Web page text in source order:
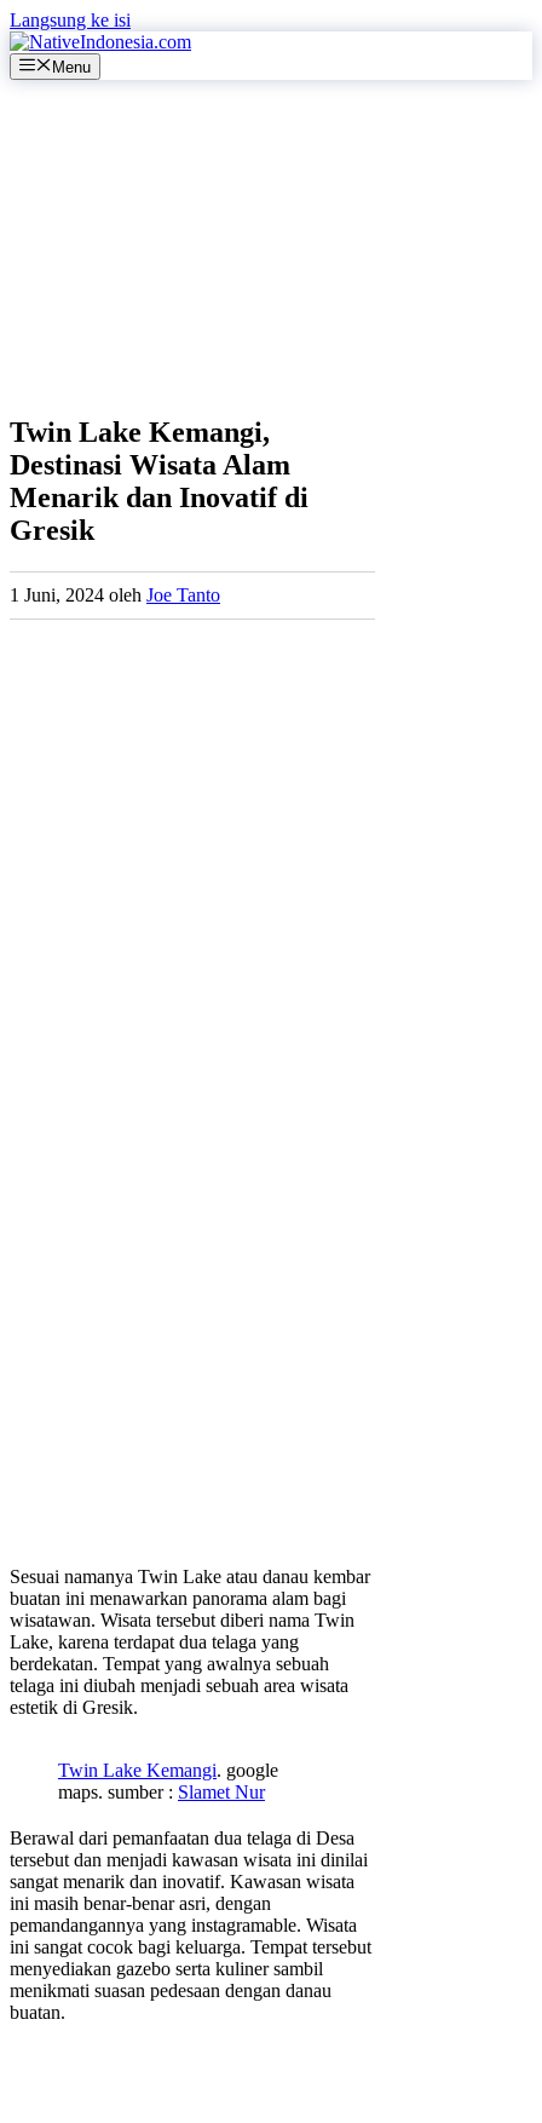
Langsung ke isi
Menu
Twin Lake Kemangi,
Destinasi Wisata Alam
Menarik dan Inovatif di
Gresik
1 Juni, 2024 oleh Joe Tanto
Sesuai namanya Twin Lake atau danau kembar
buatan ini menawarkan panorama alam bagi
wisatawan. Wisata tersebut diberi nama Twin
Lake, karena terdapat dua telaga yang
berdekatan. Tempat yang awalnya sebuah
telaga ini diubah menjadi sebuah area wisata
estetik di Gresik.
Twin Lake Kemangi. google
maps. sumber : Slamet Nur
Berawal dari pemanfaatan dua telaga di Desa
tersebut dan menjadi kawasan wisata ini dinilai
sangat menarik dan inovatif. Kawasan wisata
ini masih benar-benar asri, dengan
pemandangannya yang instagramable. Wisata
ini sangat cocok bagi keluarga. Tempat tersebut
menyediakan gazebo serta kuliner sambil
menikmati suasan pedesaan dengan danau
buatan.